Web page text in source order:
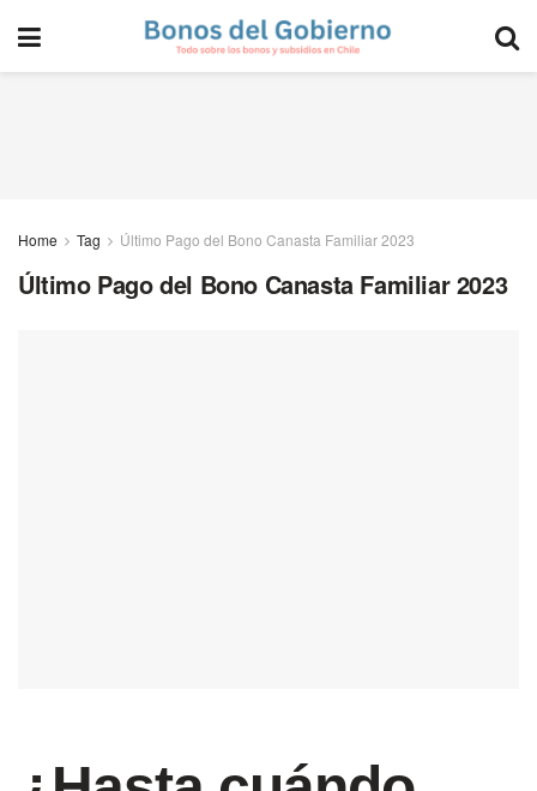
Home Tag Último Pago del Bono Canasta Familiar 2023
Último Pago del Bono Canasta Familiar 2023